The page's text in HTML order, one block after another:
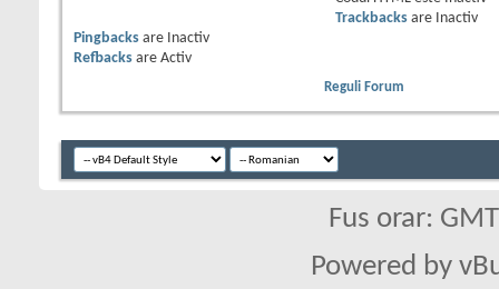
Trackbacksare
Inactiv
Pingbacks are
Inactiv
Refbacks are Activ
Reguli Forum
Fus orar:
Powered by